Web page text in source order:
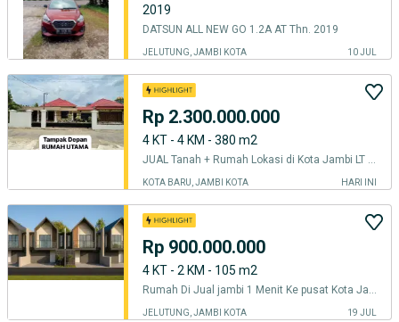
2019
DATSUN ALL NEW GO 1.2A AT Thn. 2019
JELUTUNG, JAMBI KOTA 10 JUL
Rp 2.300.000.000
4 KT - 4 KM - 380 m2
JUAL Tanah + Rumah Lokasi di Kota Jambi LT 600m2 SHM Full Furnished
KOTA BARU, JAMBI KOTA HARI INI
Rp 900.000.000
4 KT - 2 KM - 105 m2
Rumah Di Jual jambi 1 Menit Ke pusat Kota Jambi
JELUTUNG, JAMBI KOTA 19 JUL